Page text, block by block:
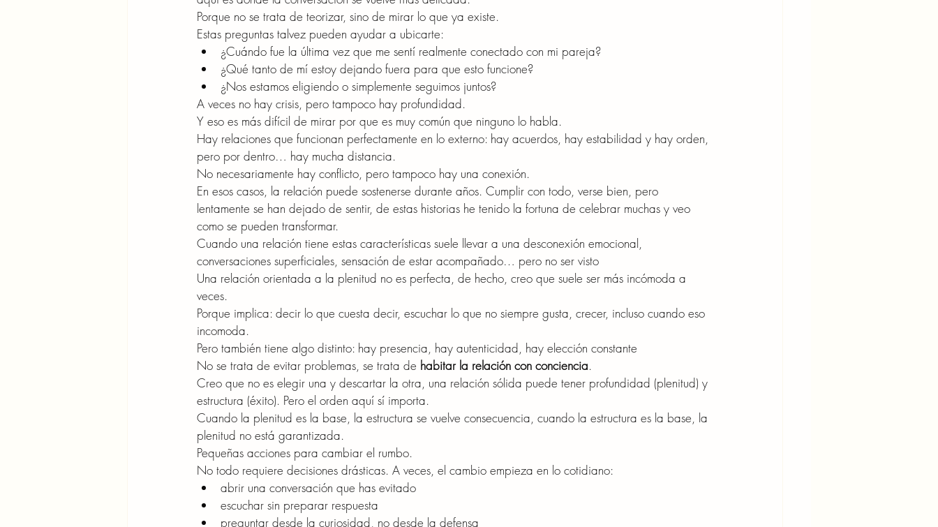
Porque no se trata de teorizar, sino de mirar lo que ya existe.
Estas preguntas talvez pueden ayudar a ubicarte:
¿Cuándo fue la última vez que me sentí realmente conectado con mi pareja?
¿Qué tanto de mí estoy dejando fuera para que esto funcione?
¿Nos estamos eligiendo o simplemente seguimos juntos?
A veces no hay crisis, pero tampoco hay profundidad.
Y eso es más difícil de mirar por que es muy común que ninguno lo habla.
Hay relaciones que funcionan perfectamente en lo externo: hay acuerdos, hay estabilidad y hay orden,
pero por dentro… hay mucha distancia.
No necesariamente hay conflicto, pero tampoco hay una conexión.
En esos casos, la relación puede sostenerse durante años. Cumplir con todo, verse bien, pero
lentamente se han dejado de sentir, de estas historias he tenido la fortuna de celebrar muchas y veo
como se pueden transformar.
Cuando una relación tiene estas características suele llevar a una desconexión emocional,
conversaciones superficiales, sensación de estar acompañado… pero no ser visto
Una relación orientada a la plenitud no es perfecta, de hecho, creo que suele ser más incómoda a
veces.
Porque implica: decir lo que cuesta decir, escuchar lo que no siempre gusta, crecer, incluso cuando eso
incomoda.
Pero también tiene algo distinto: hay presencia, hay autenticidad, hay elección constante
No se trata de evitar problemas, se trata de habitar la relación con conciencia.
Creo que no es elegir una y descartar la otra, una relación sólida puede tener profundidad (plenitud) y
estructura (éxito). Pero el orden aquí sí importa.
Cuando la plenitud es la base, la estructura se vuelve consecuencia, cuando la estructura es la base, la
plenitud no está garantizada.
Pequeñas acciones para cambiar el rumbo.
No todo requiere decisiones drásticas. A veces, el cambio empieza en lo cotidiano:
abrir una conversación que has evitado
escuchar sin preparar respuesta
preguntar desde la curiosidad, no desde la defensa